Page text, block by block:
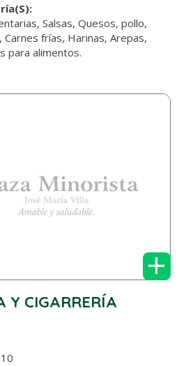
Salsas, Quesos, pollo,
Carnes frías, Harinas, Arepas,
para alimentos.
+
Y CIGARRERÍA